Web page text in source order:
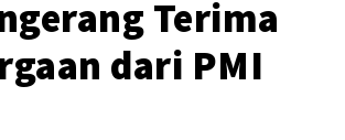
Terima
dari PMI